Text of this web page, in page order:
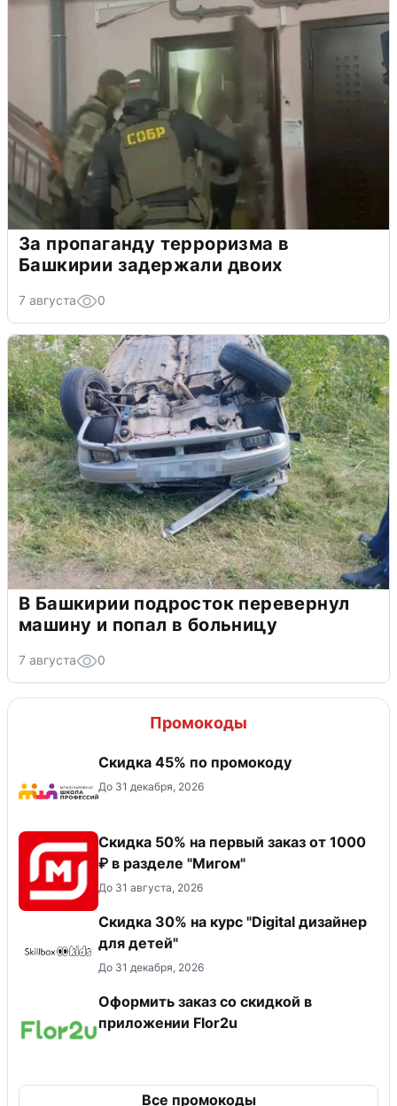
За пропаганду терроризма в
Башкирии задержали двоих
7 августа 0
В Башкирии подросток перевернул
машину и попал в больницу
7 августа 0
Промокоды
Скидка 45% по промокоду
До 31 декабря, 2026
Скидка 50% на первый заказ от 1000
₽ в разделе "Мигом"
До 31 августа, 2026
Скидка 30% на курс "Digital дизайнер
для детей"
До 31 декабря, 2026
Оформить заказ со скидкой в
приложении Flor2u
Все промокоды